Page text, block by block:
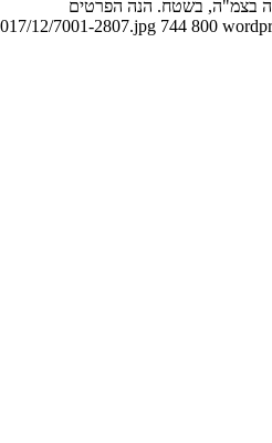
בצמ"ה, בשטח. הנה הפרטים
12/7001-2807.jpg 744 800